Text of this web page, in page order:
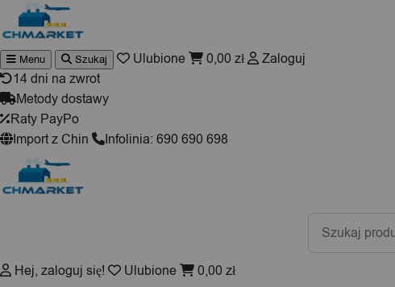
Menu Szukaj Ulubione 0,00 zł
Zaloguj
14 dni na zwrot
Metody dostawy
Raty PayPo
Import z Chin
Infolinia: 690 690 698
Wyszukiwarka
produktów
Hej, zaloguj się! Ulubione 0,00 zł